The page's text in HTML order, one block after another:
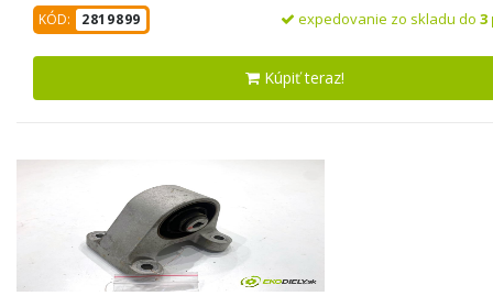
KÓD: 2819899 expedovanie zo skladu do 3
Kúpiť teraz!